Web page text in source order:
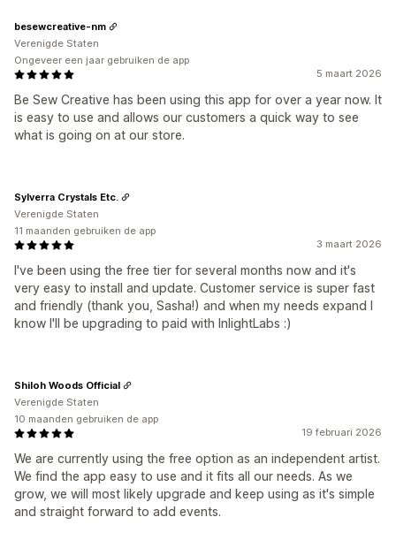
5 maart 2026
Be Sew Creative has been using this app for over a year now. It
is easy to use and allows our customers a quick way to see
what is going on at our store.
besewcreative-nm
Verenigde Staten
Ongeveer een jaar gebruiken de app
3 maart 2026
I've been using the free tier for several months now and it's
very easy to install and update. Customer service is super fast
and friendly (thank you, Sasha!) and when my needs expand I
know I'll be upgrading to paid with InlightLabs :)
Sylverra Crystals Etc.
Verenigde Staten
11 maanden gebruiken de app
19 februari 2026
We are currently using the free option as an independent artist.
We find the app easy to use and it fits all our needs. As we
grow, we will most likely upgrade and keep using as it's simple
and straight forward to add events.
Shiloh Woods Official
Verenigde Staten
10 maanden gebruiken de app